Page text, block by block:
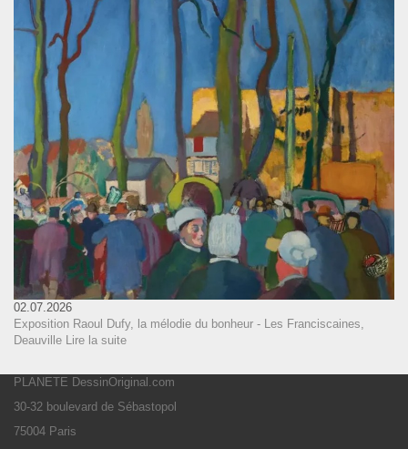
02.07.2026
Exposition Raoul Dufy, la mélodie du bonheur - Les Franciscaines,
Deauville Lire la suite
PLANETE DessinOriginal.com
30-32 boulevard de Sébastopol
75004 Paris